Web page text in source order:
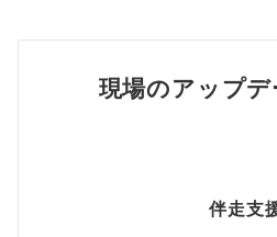
現場のアップ
伴走支